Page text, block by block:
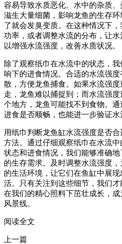
容易导致水质恶化。水中的杂质
滋生大量细菌，影响龙鱼的生存
了就会发臭变质。在这种情况下
功率，或者调整水流的分布，让水
以增强水流强度，改善水质状况。
除了观察纸巾在水流中的状态，
响下的进食情况。合适的水流强
散，方便龙鱼捕食。如果水流强
走，龙鱼难以捕捉到；而水流强
个地方，龙鱼可能找不到食物。
进食是否顺畅，也能进一步验证水
用纸巾判断龙鱼缸水流强度是否
方法。通过仔细观察纸巾在水流
状态和进食情况，我们能够准确
的生存需求。及时调整水流强度
的生活环境，让它们在鱼缸中展
活。只有关注到这些细节，我们
在我们的精心照料下茁壮成长，
风景线。
阅读全文
上一篇